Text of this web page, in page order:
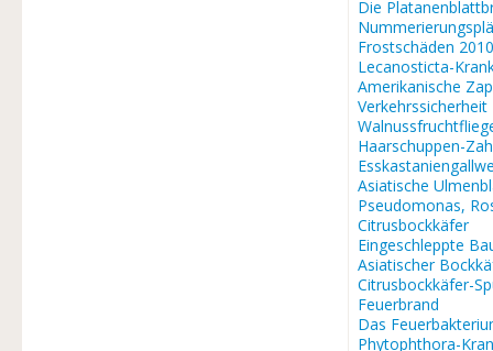
Die
Frostschäden 2010
Lecanosticta-
Amerikanische
Verkehrssicherheit
Haarschuppen-
Asiatische
Pseudomonas,
Citrusbockkäfer
Eingeschleppte
Asiatischer
Citrusbockkäfer-
Feuerbrand
Das
Phytophthora-